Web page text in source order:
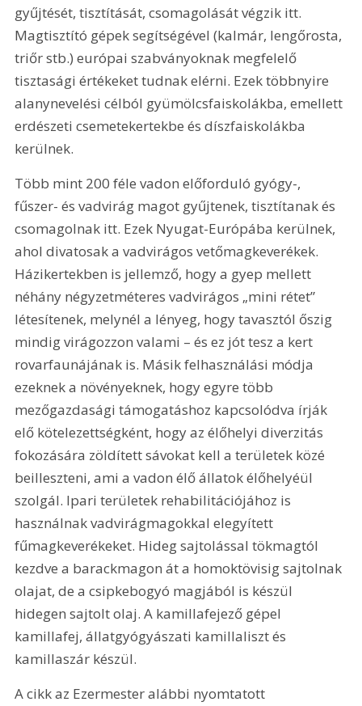
gyűjtését, tisztítását, csomagolását végzik itt.
Magtisztító gépek segítségével (kalmár, lengőrosta,
triőr stb.) európai szabványoknak megfelelő
tisztasági értékeket tudnak elérni. Ezek többnyire
alanynevelési célból gyümölcsfaiskolákba, emellett
erdészeti csemetekertekbe és díszfaiskolákba
kerülnek.
Több mint 200 féle vadon előforduló gyógy-,
fűszer- és vadvirág magot gyűjtenek, tisztítanak és
csomagolnak itt. Ezek Nyugat-Európába kerülnek,
ahol divatosak a vadvirágos vetőmagkeverékek.
Házikertekben is jellemző, hogy a gyep mellett
néhány négyzetméteres vadvirágos „mini rétet”
létesítenek, melynél a lényeg, hogy tavasztól őszig
mindig virágozzon valami – és ez jót tesz a kert
rovarfaunájának is. Másik felhasználási módja
ezeknek a növényeknek, hogy egyre több
mezőgazdasági támogatáshoz kapcsolódva írják
elő kötelezettségként, hogy az élőhelyi diverzitás
fokozására zöldített sávokat kell a területek közé
beilleszteni, ami a vadon élő állatok élőhelyéül
szolgál. Ipari területek rehabilitációjához is
használnak vadvirágmagokkal elegyített
fűmagkeverékeket. Hideg sajtolással tökmagtól
kezdve a barackmagon át a homoktövisig sajtolnak
olajat, de a csipkebogyó magjából is készül
hidegen sajtolt olaj. A kamillafejező gépel
kamillafej, állatgyógyászati kamillaliszt és
kamillaszár készül.
A cikk az Ezermester alábbi nyomtatott